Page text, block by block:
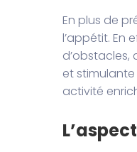
En plus de
l’appétit. En
et
activité